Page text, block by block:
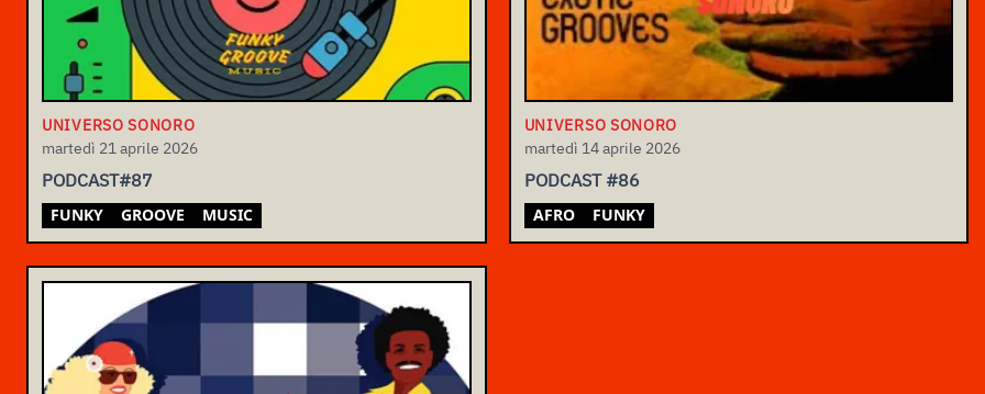
UNIVERSO SONORO
martedì 21 aprile 2026
PODCAST#87
FUNKY GROOVE MUSIC
UNIVERSO SONORO
martedì 14 aprile 2026
PODCAST #86
AFRO FUNKY